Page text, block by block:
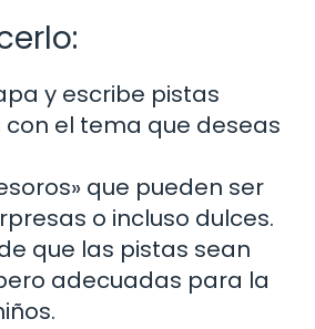
y escribe pistas
el tema que deseas
que pueden ser
o incluso dulces.
que las pistas sean
adecuadas para la